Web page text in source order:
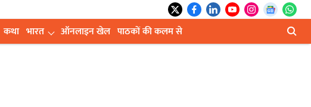
कथा भारत ऑनलाइन खेल पाठकों की कलम से